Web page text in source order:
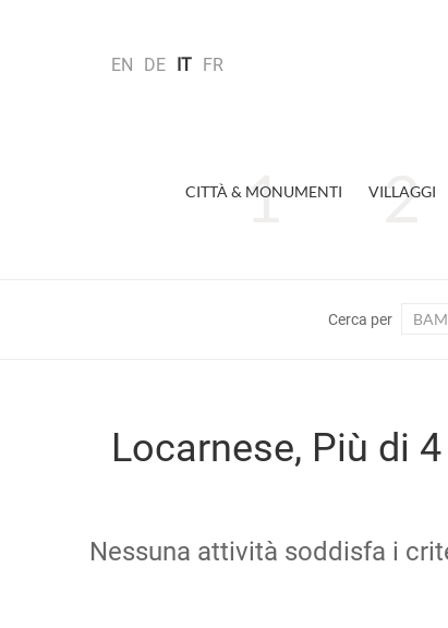
EN DE IT FR
CITTÀ & MONUMENTI VILLAGGI
Cerca per
Locarnese, Più di
Nessuna attività soddisfa i